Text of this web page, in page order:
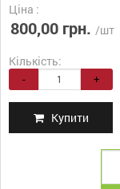
Ціна :
800,00 грн. /шт
Кількість:
- +
Купити